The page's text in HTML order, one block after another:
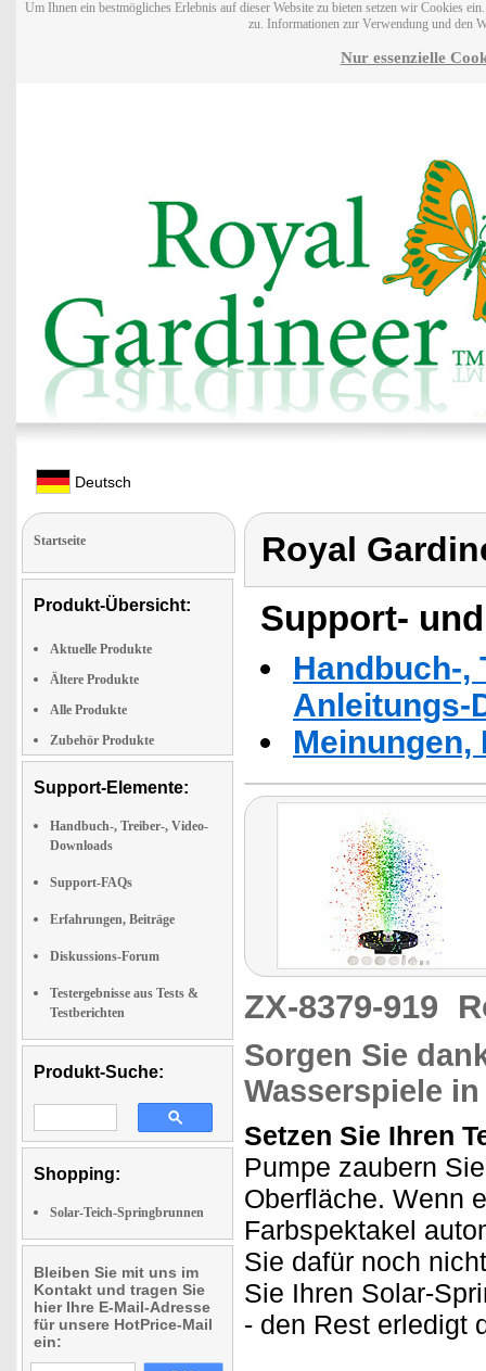
Um Ihnen ein bestmögliches Erlebnis auf dieser Website zu bieten setzen wir Cookies
zu. Informationen zur Verwendung und den
Nur essenzielle
Deutsch
Startseite
Produkt-Übersicht:
Aktuelle Produkte
Ältere Produkte
Alle Produkte
Zubehör Produkte
Support-Elemente:
Handbuch-, Treiber-, Video-
Downloads
Support-FAQs
Erfahrungen, Beiträge
Diskussions-Forum
Testergebnisse aus Tests &
Testberichten
Produkt-Suche:
Shopping:
Solar-Teich-Springbrunnen
Bleiben Sie mit uns im
Kontakt und tragen Sie
hier Ihre E-Mail-Adresse
für unsere HotPrice-Mail
ein:
Royal
Support-
Handbuch-,
Anleitungs-
ZX-8379-919
Sorgen Sie
Wasserspiele
Setzen Sie Ihren
Pumpe zaubern
Oberfläche. Wenn
Farbspektakel
Sie dafür noch
Sie Ihren Solar-
- den Rest erledigt